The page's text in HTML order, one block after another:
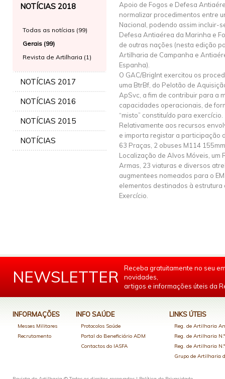
NOTÍCIAS 2018
Todas as notícias (99)
Gerais (99)
Revista de Artilharia (1)
NOTÍCIAS 2017
NOTÍCIAS 2016
NOTÍCIAS 2015
NOTÍCIAS
Apoio de Fogos e Defesa
normalizar procedimentos entre
Nacional, podendo assim incluir-
Defesa Antiaérea da Marinha e
de outras nações (nesta edição
Artilharia de Campanha e
Espanha).
O GAC/BrigInt exercitou os
uma BtrBf, do Pelotão de
ApSvc, a fim de contribuir para a
capacidades operacionais, de
“misto” constituído para exercício.
Relativamente aos recursos
e importa registar a participação
63 Praças, 2 obuses M114
Localização de Alvos Móveis, um
Armas, 23 viaturas e diversos
augmentees nomeados para o
elementos destinados à
Exercício.
NEWSLETTER
Receba gratuitamente no seu
novidades,
artigos e informações úteis da
INFORMAÇÕES
Messes Militares
Recrutamento
INFO SAÚDE
Protocolos Saúde
Portal do Beneficiário ADM
Contactos do IASFA
LINKS ÚTEIS
Reg. de Artilharia
Reg. de Artilharia
Reg. de Artilharia
Grupo de Artilharia